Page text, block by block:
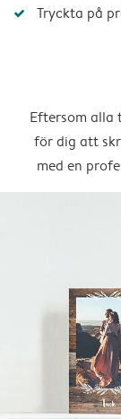
Tryckta på
Eftersom alla
för dig att
med en